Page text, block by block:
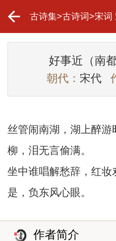
古诗集>古诗词 >宋词
好事近（南
朝代： 宋代
丝管闹南湖，湖上醉游
柳，泪无言偷满。
坐中谁唱解愁辞，红
是，负东风心眼。
作者简介